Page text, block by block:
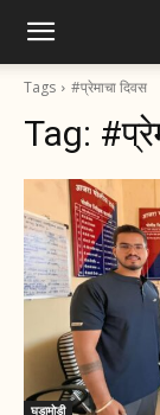
Tags #प्रेमाचा दिवस
Tag:
घडामोडी